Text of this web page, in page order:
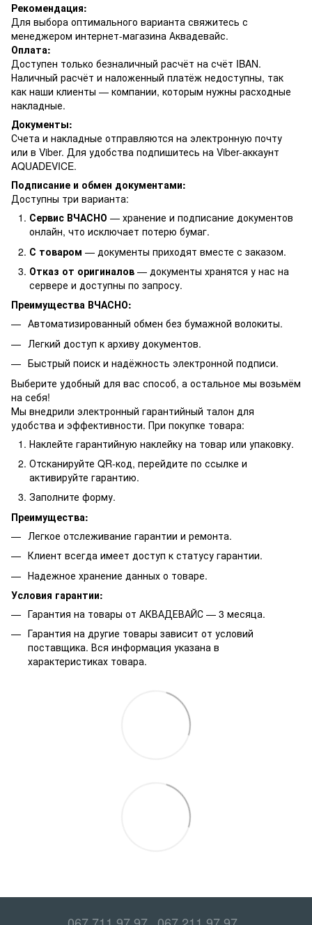
Рекомендация:
Для выбора оптимального варианта свяжитесь с
менеджером интернет-магазина Аквадевайс.
Оплата:
Доступен только безналичный расчёт на счёт IBAN.
Наличный расчёт и наложенный платёж недоступны, так
как наши клиенты — компании, которым нужны расходные
накладные.
Документы:
Счета и накладные отправляются на электронную почту
или в Viber. Для удобства подпишитесь на Viber-аккаунт
AQUADEVICE.
Подписание и обмен документами:
Доступны три варианта:
Сервис ВЧАСНО — хранение и подписание документов
онлайн, что исключает потерю бумаг.
С товаром — документы приходят вместе с заказом.
Отказ от оригиналов — документы хранятся у нас на
сервере и доступны по запросу.
Преимущества ВЧАСНО:
Автоматизированный обмен без бумажной волокиты.
Легкий доступ к архиву документов.
Быстрый поиск и надёжность электронной подписи.
Выберите удобный для вас способ, а остальное мы возьмём
на себя!
Мы внедрили электронный гарантийный талон для
удобства и эффективности. При покупке товара:
Наклейте гарантийную наклейку на товар или упаковку.
Отсканируйте QR-код, перейдите по ссылке и
активируйте гарантию.
Заполните форму.
Преимущества:
Легкое отслеживание гарантии и ремонта.
Клиент всегда имеет доступ к статусу гарантии.
Надежное хранение данных о товаре.
Условия гарантии:
Гарантия на товары от АКВАДЕВАЙС — 3 месяца.
Гарантия на другие товары зависит от условий
поставщика. Вся информация указана в
характеристиках товара.